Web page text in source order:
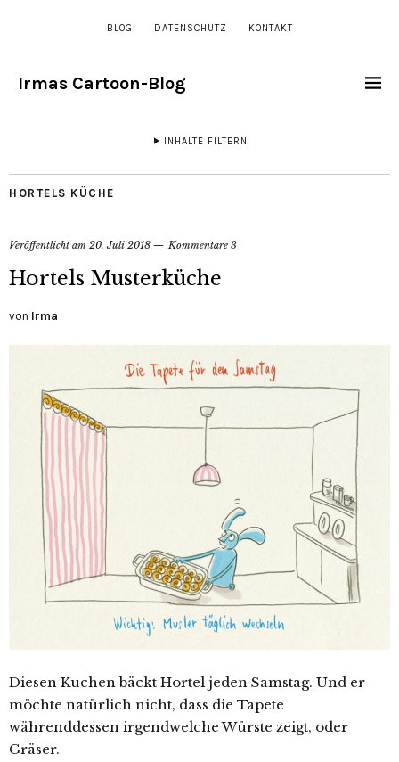
BLOG DATENSCHUTZ KONTAKT
Irmas Cartoon-Blog
INHALTE FILTERN
HORTELS KÜCHE
Veröffentlicht am 20. Juli 2018 Kommentare 3
Hortels Musterküche
von Irma
Diesen Kuchen bäckt Hortel jeden Samstag. Und er
möchte natürlich nicht, dass die Tapete
währenddessen irgendwelche Würste zeigt, oder
Gräser.